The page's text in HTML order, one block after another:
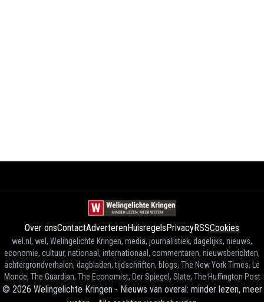
Over onsContactAdverterenHuisregelsPrivacyRSSCookies
wel.nl, wel, Welingelichte Kringen, media, journalistiek, dagelijks, nieuws,
economie, cultuur, nationaal, internationaal, commentaren, nieuwsberichten,
achtergrondverhalen, dagbladen, tijdschriften, blogs, The New York Times, Le
Monde, The Guardian, The Economist, Der Spiegel, Slate, The Huffington Post
© 2026 Welingelichte Kringen - Nieuws van overal: minder lezen, meer